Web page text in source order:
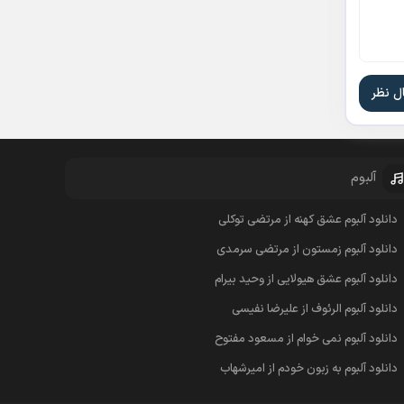
آلبوم
دانلود آلبوم عشق کهنه از مرتضی توکلی
دانلود آلبوم زمستون از مرتضی سرمدی
دانلود آلبوم عشق هیولایی از وحید بیرام
دانلود آلبوم الرئوف از علیرضا نفیسی
دانلود آلبوم نمی خوام از مسعود مفتوح
دانلود آلبوم به زبون خودم از امیرشهاب